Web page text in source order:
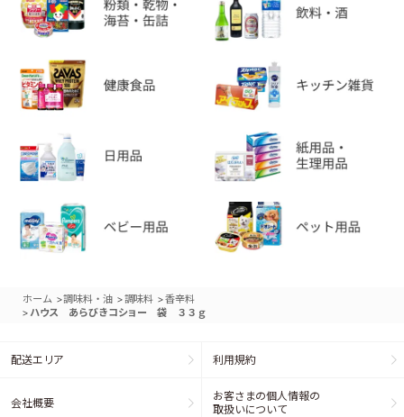
ホーム >調味料・油 >調味料 >香辛料
> ハウス あらびきコショー 袋 ３３ｇ
配送エリア 利用規約
会社概要
お客さまの個人情報の
取扱いについて